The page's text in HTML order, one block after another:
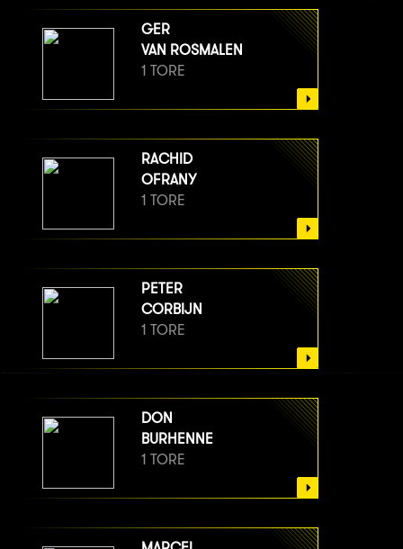
GER
VAN ROSMALEN
1 TORE
RACHID
OFRANY
1 TORE
PETER
CORBIJN
1 TORE
DON
BURHENNE
1 TORE